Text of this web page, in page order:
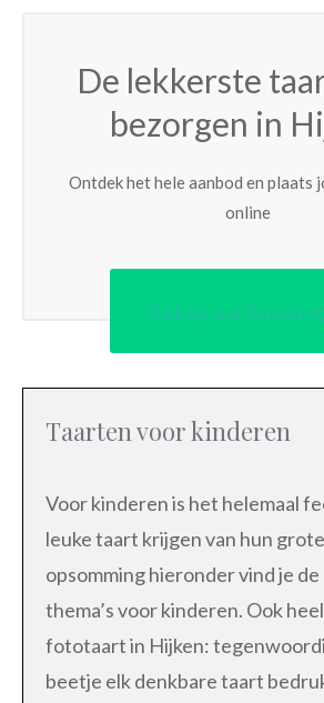
De lekkerste
bezorgen in
Ontdek het hele aanbod en plaats
online
Bekijk
Taarten voor kinderen
Voor kinderen is het helemaal
leuke taart krijgen van hun
opsomming hieronder vind je
thema’s voor kinderen. Ook
fototaart in Hijken:
beetje elk denkbare taart